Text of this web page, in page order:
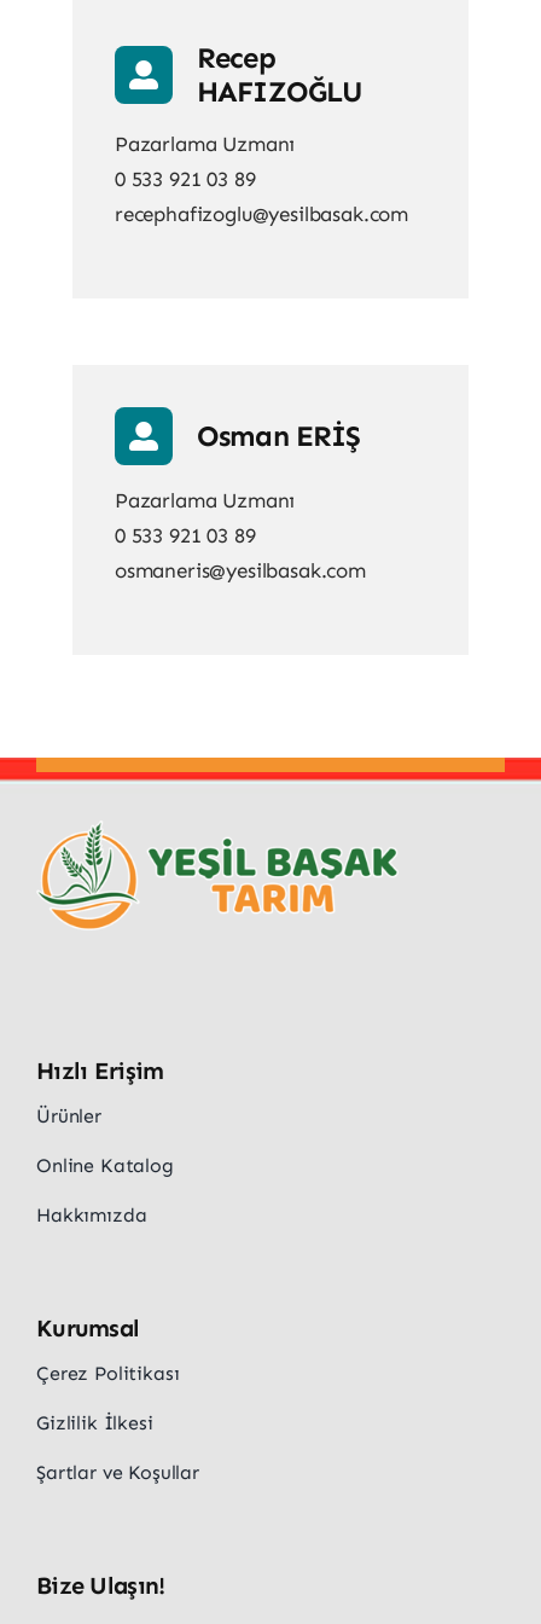
Recep
HAFIZOĞLU
Pazarlama Uzmanı
0 533 921 03 89
recephafizoglu@yesilbasak.com
Osman ERİŞ
Pazarlama Uzmanı
0 533 921 03 89
osmaneris@yesilbasak.com
Hızlı Erişim
Ürünler
Online Katalog
Hakkımızda
Kurumsal
Çerez Politikası
Gizlilik İlkesi
Şartlar ve Koşullar
Bize Ulaşın!